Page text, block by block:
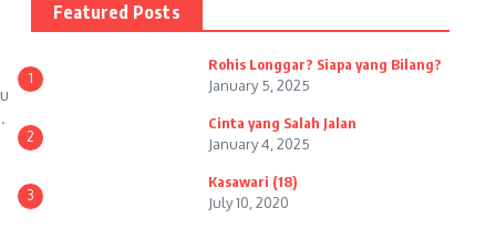
Featured Posts
1
Rohis Longgar? Siapa yang Bilang?
January 5, 2025
2
Cinta yang Salah Jalan
January 4, 2025
3
Kasawari (18)
July 10, 2020